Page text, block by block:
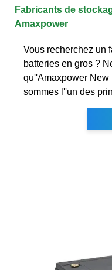
Fabricants de
Amaxpower
Vous recherchez un
batteries en gros ?
qu''Amaxpower New
sommes l''un des